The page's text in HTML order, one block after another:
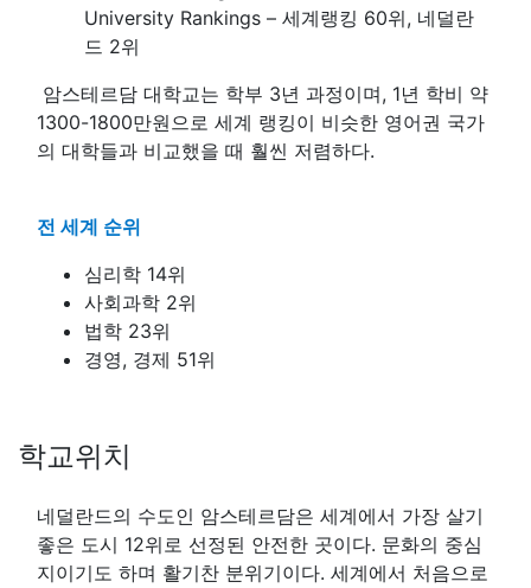
University Rankings – 세계랭킹 60위, 네덜란
드 2위
암스테르담 대학교는 학부 3년 과정이며, 1년 학비 약
1300-1800만원으로 세계 랭킹이 비슷한 영어권 국가
의 대학들과 비교했을 때 훨씬 저렴하다.
전 세계 순위
심리학 14위
사회과학 2위
법학 23위
경영, 경제 51위
학교위치
네덜란드의 수도인 암스테르담은 세계에서 가장 살기
좋은 도시 12위로 선정된 안전한 곳이다. 문화의 중심
지이기도 하며 활기찬 분위기이다. 세계에서 처음으로